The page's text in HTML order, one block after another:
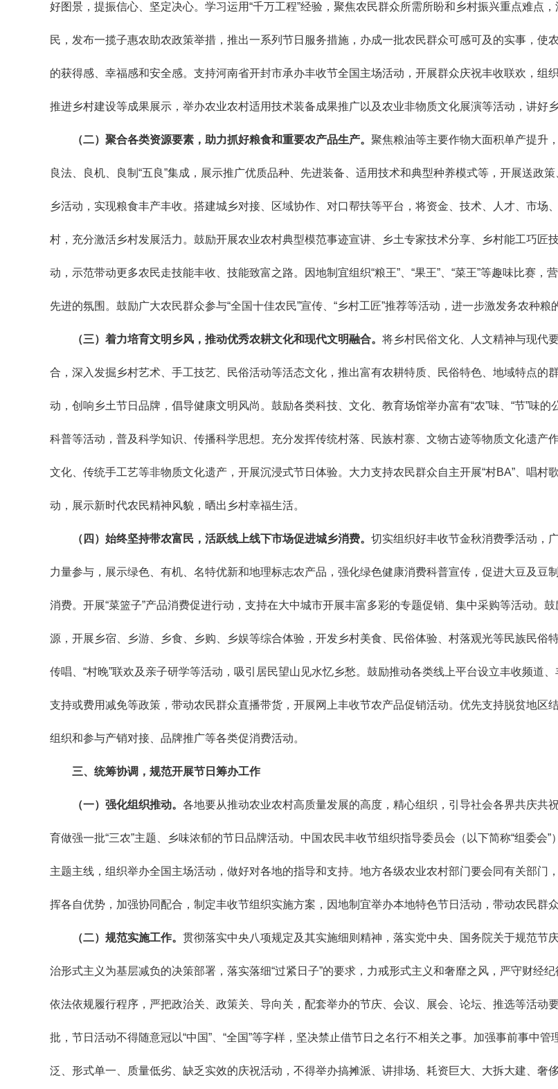
好图景，提振信心、坚定决心。学习运用“千万工程”经验，聚焦农民群众所需所盼和乡村振兴重点难点
民，发布一揽子惠农助农政策举措，推出一系列节日服务措施，办成一批农民群众可感可及的实事，使
的获得感、幸福感和安全感。支持河南省开封市承办丰收节全国主场活动，开展群众庆祝丰收联欢，组
推进乡村建设等成果展示，举办农业农村适用技术装备成果推广以及农业非物质文化展演等活动，讲好乡
（二）聚合各类资源要素，助力抓好粮食和重要农产品生产。 聚焦粮油等主要作物大面积单产提升
良法、良机、良制“五良”集成，展示推广优质品种、先进装备、适用技术和典型种养模式等，开展送政
乡活动，实现粮食丰产丰收。搭建城乡对接、区域协作、对口帮扶等平台，将资金、技术、人才、市场
村，充分激活乡村发展活力。鼓励开展农业农村典型模范事迹宣讲、乡土专家技术分享、乡村能工巧匠
动，示范带动更多农民走技能丰收、技能致富之路。因地制宜组织“粮王”、“果王”、“菜王”等趣味比赛，
先进的氛围。鼓励广大农民群众参与“全国十佳农民”宣传、“乡村工匠”推荐等活动，进一步激发务农种粮
（三）着力培育文明乡风，推动优秀农耕文化和现代文明融合。 将乡村民俗文化、人文精神与现代
合，深入发掘乡村艺术、手工技艺、民俗活动等活态文化，推出富有农耕特质、民俗特色、地域特点的
动，创响乡土节日品牌，倡导健康文明风尚。鼓励各类科技、文化、教育场馆举办富有“农”味、“节”味的
科普等活动，普及科学知识、传播科学思想。充分发挥传统村落、民族村寨、文物古迹等物质文化遗产
文化、传统手工艺等非物质文化遗产，开展沉浸式节日体验。大力支持农民群众自主开展“村BA”、唱村
动，展示新时代农民精神风貌，晒出乡村幸福生活。
（四）始终坚持带农富民，活跃线上线下市场促进城乡消费。 切实组织好丰收节金秋消费季活动，
力量参与，展示绿色、有机、名特优新和地理标志农产品，强化绿色健康消费科普宣传，促进大豆及豆
消费。开展“菜篮子”产品消费促进行动，支持在大中城市开展丰富多彩的专题促销、集中采购等活动。
源，开展乡宿、乡游、乡食、乡购、乡娱等综合体验，开发乡村美食、民俗体验、村落观光等民族民俗
传唱、“村晚”联欢及亲子研学等活动，吸引居民望山见水忆乡愁。鼓励推动各类线上平台设立丰收频道
支持或费用减免等政策，带动农民群众直播带货，开展网上丰收节农产品促销活动。优先支持脱贫地区
组织和参与产销对接、品牌推广等各类促消费活动。
三、统筹协调，规范开展节日筹办工作
（一）强化组织推动。 各地要从推动农业农村高质量发展的高度，精心组织，引导社会各界共庆共
育做强一批“三农”主题、乡味浓郁的节日品牌活动。中国农民丰收节组织指导委员会（以下简称“组委会”
主题主线，组织举办全国主场活动，做好对各地的指导和支持。地方各级农业农村部门要会同有关部门
挥各自优势，加强协同配合，制定丰收节组织实施方案，因地制宜举办本地特色节日活动，带动农民群众
（二）规范实施工作。 贯彻落实中央八项规定及其实施细则精神，落实党中央、国务院关于规范节
治形式主义为基层减负的决策部署，落实落细“过紧日子”的要求，力戒形式主义和奢靡之风，严守财经纪
依法依规履行程序，严把政治关、政策关、导向关，配套举办的节庆、会议、展会、论坛、推选等活动
批，节日活动不得随意冠以“中国”、“全国”等字样，坚决禁止借节日之名行不相关之事。加强事前事中管
泛、形式单一、质量低劣、缺乏实效的庆祝活动，不得举办搞摊派、讲排场、耗资巨大、大拆大建、奢